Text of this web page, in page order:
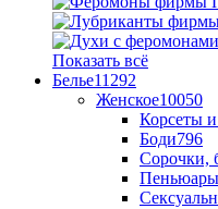
Показать всё
Белье11292
Женское10050
Корсеты
Боди796
Сорочки,
Пеньюары